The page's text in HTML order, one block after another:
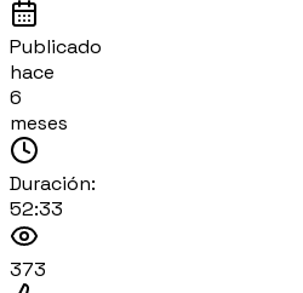
Publicado
hace
6
meses
Duración:
52:33
373